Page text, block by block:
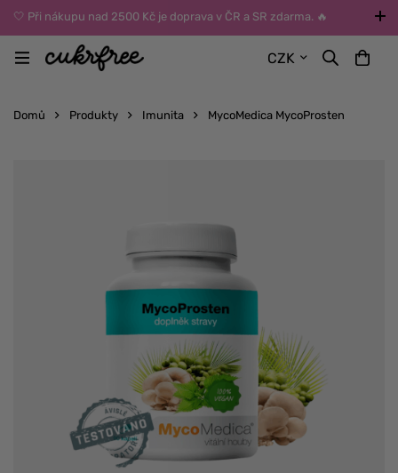
🤍 Při nákupu nad 2500 Kč je doprava v ČR a SR zdarma. 🔥
UPOZORNĚNÍ: Během léta vybírejte dopravu kurýrem nebo do Z-
BOXů umístěných uvnitř budov. Reklamace zboží způsobené
CZK
Domů Produkty Imunita MycoMedica MycoProsten